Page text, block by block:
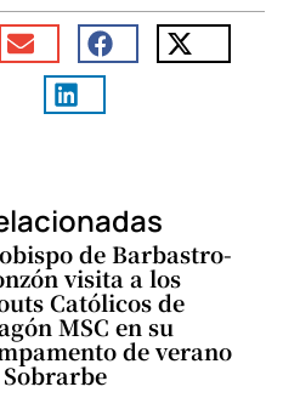
de Barbastro-
visita a los
Católicos de
MSC en su
de verano